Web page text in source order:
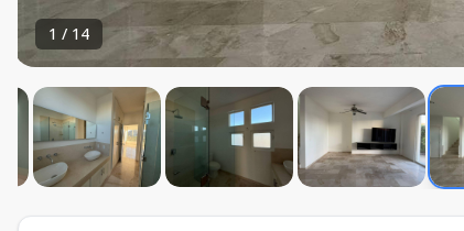
1 / 14